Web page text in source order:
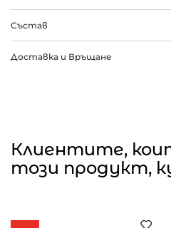
Състав
Доставка и Връщане
Клиентите,
този продукт,